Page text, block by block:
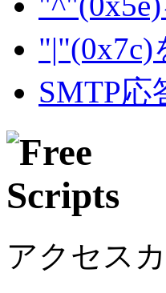
"|"(0x7c)
SMTP応
アクセス